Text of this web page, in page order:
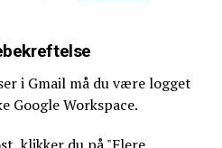
i Gmail må du være logget
Google Workspace.